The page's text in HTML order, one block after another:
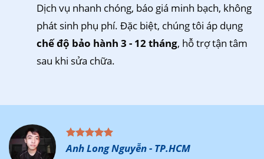
Dịch vụ nhanh chóng, báo giá minh bạch, không
phát sinh phụ phí. Đặc biệt, chúng tôi áp dụng
chế độ bảo hành 3 - 12 tháng, hỗ trợ tận tâm
sau khi sửa chữa.
Anh Long Nguyễn - TP.HCM